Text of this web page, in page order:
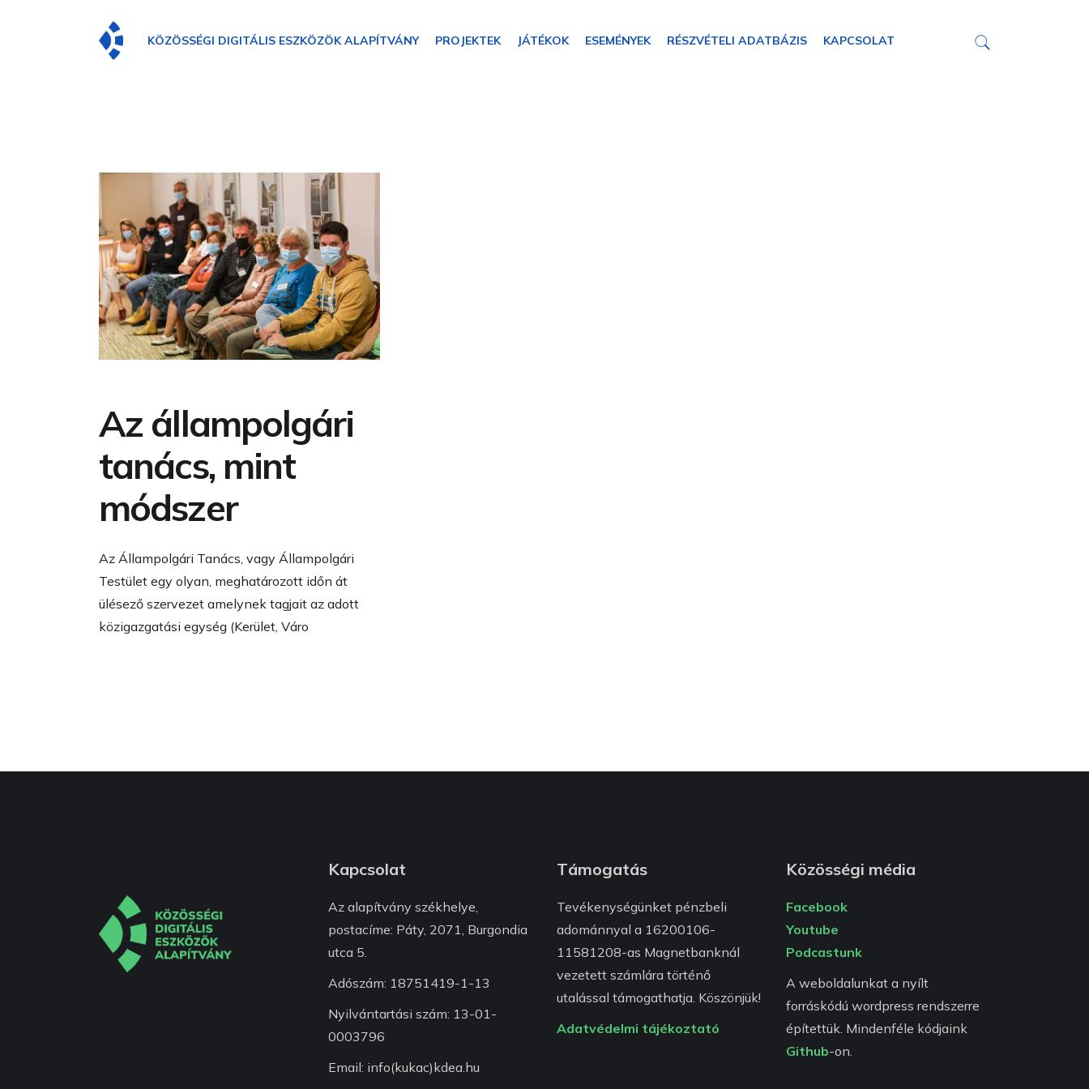
KÖZÖSSÉGI DIGITÁLIS ESZKÖZÖK ALAPÍTVÁNY PROJEKTEK JÁTÉKOK ESEMÉNYEK RÉSZVÉTELI ADATBÁZIS KAPCSOLAT
Az állampolgári
tanács, mint
módszer
Az Állampolgári Tanács, vagy Állampolgári
Testület egy olyan, meghatározott időn át
ülésező szervezet amelynek tagjait az adott
közigazgatási egység (Kerület, Váro
Kapcsolat
Az alapítvány székhelye,
postacíme: Páty, 2071, Burgondia
utca 5.
Adószám: 18751419-1-13
Nyilvántartási szám: 13-01-
0003796
Email: info(kukac)kdea.hu
Támogatás
Tevékenységünket pénzbeli
adománnyal a 16200106-
11581208-as Magnetbanknál
vezetett számlára történő
utalással támogathatja. Köszönjük!
Adatvédelmi tájékoztató
Közösségi média
Facebook
Youtube
Podcastunk
A weboldalunkat a nyílt
forráskódú wordpress rendszerre
építettük. Mindenféle kódjaink
Github-on.